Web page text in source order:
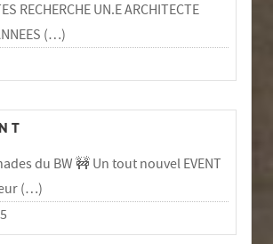
RECHERCHE UN.E ARCHITECTE
(…)
du BW 🚧 Un tout nouvel EVENT
(…)